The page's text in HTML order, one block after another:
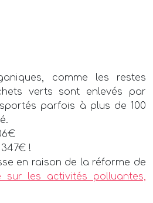
comme les restes
verts sont enlevés par
parfois à plus de 100
347€ !
en raison de la réforme de
sur les activités polluantes,